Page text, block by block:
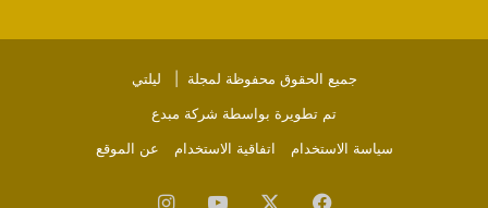
جميع الحقوق محفوظة لمجلة | ليلتي
تم تطويرة بواسطة شركة مبدع
سياسة الاستخدام
اتفاقية الاستخدام عن الموقع
فيسبوك ‫YouTubeانستقرام